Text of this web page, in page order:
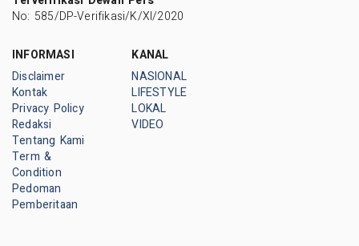
No: 585/DP-Verifikasi/K/XI/2020
INFORMASI
Disclaimer
Kontak
Privacy Policy
Redaksi
Tentang Kami
Term &
Condition
Pedoman
Pemberitaan
KANAL
NASIONAL
LIFESTYLE
LOKAL
VIDEO